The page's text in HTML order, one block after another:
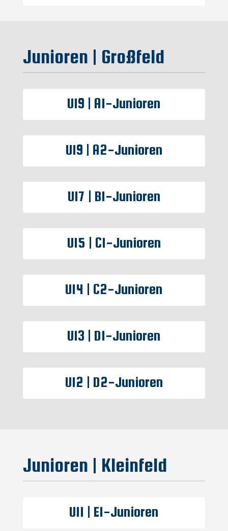
Junioren | Großfeld
U19 | A1-Junioren
U19 | A2-Junioren
U17 | B1-Junioren
U15 | C1-Junioren
U14 | C2-Junioren
U13 | D1-Junioren
U12 | D2-Junioren
Junioren | Kleinfeld
U11 | E1-Junioren